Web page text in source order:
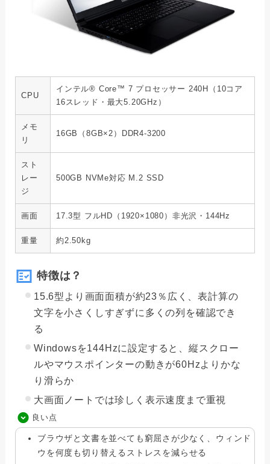
CPU
インテル® Core™ 7 プロセッサー 240H（10コア
16スレッド・最大5.20GHz）
メモ
リ
16GB（8GB×2）DDR4-3200
スト
レー
ジ
500GB NVMe対応 M.2 SSD
画面 17.3型 フルHD（1920×1080）非光沢・144Hz
重量 約2.50kg
特徴は？
15.6型より画面面積が約23％広く、表計算の
文字を小さくしすぎずに多くの列を確認でき
る
Windowsを144Hzに設定すると、縦スクロー
ルやマウスポインターの動きが60Hzよりかな
り滑らか
大画面ノートでは珍しく表示速度まで重視
良い点
ブラウザと文書を並べても窮屈さが少なく、ウィンド
ウを何度も切り替えるストレスを減らせる